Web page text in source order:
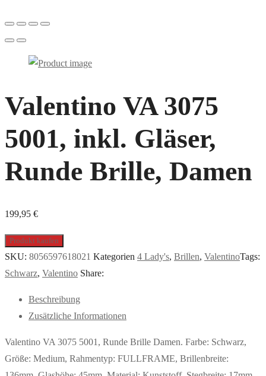
Valentino VA 3075
5001, inkl. Gläser,
Runde Brille, Damen
199,95 €
Produkt kaufen
SKU: 8056597618021 Kategorien 4 Lady's, Brillen, ValentinoTags:
Schwarz, Valentino Share:
Beschreibung
Zusätzliche Informationen
Valentino VA 3075 5001, Runde Brille Damen. Farbe: Schwarz,
Größe: Medium, Rahmentyp: FULLFRAME, Brillenbreite: